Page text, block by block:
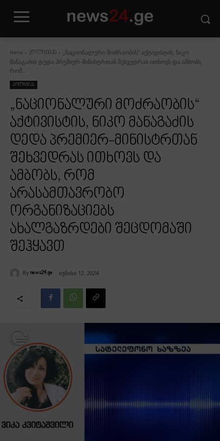
Home პოლიტიკა
„ნაციონალური მოძრაობის“ აქტივისტის, ნიკო
მანაგაძის დედა პრემიერ-მინისტრთან შეხვედრას ითხოვს და ამბობს,
რომ...
პოლიტიკა
„ნაციონალური მოძრაობის“
აქტივისტის, ნიკო მანაგაძის
დედა პრემიერ-მინისტრთან
შეხვედრას ითხოვს და
ამბობს, რომ
არასამთავრობო
ორგანიზაციებს
ახალგაზრდები შეცდომაში
შეჰყავთ
By news24.ge ივნისი 12, 2024